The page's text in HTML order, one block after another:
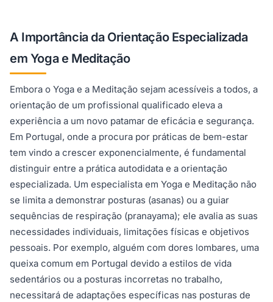
A Importância da Orientação Especializada
em Yoga e Meditação
Embora o Yoga e a Meditação sejam acessíveis a todos, a
orientação de um profissional qualificado eleva a
experiência a um novo patamar de eficácia e segurança.
Em Portugal, onde a procura por práticas de bem-estar
tem vindo a crescer exponencialmente, é fundamental
distinguir entre a prática autodidata e a orientação
especializada. Um especialista em Yoga e Meditação não
se limita a demonstrar posturas (asanas) ou a guiar
sequências de respiração (pranayama); ele avalia as suas
necessidades individuais, limitações físicas e objetivos
pessoais. Por exemplo, alguém com dores lombares, uma
queixa comum em Portugal devido a estilos de vida
sedentários ou a posturas incorretas no trabalho,
necessitará de adaptações específicas nas posturas de